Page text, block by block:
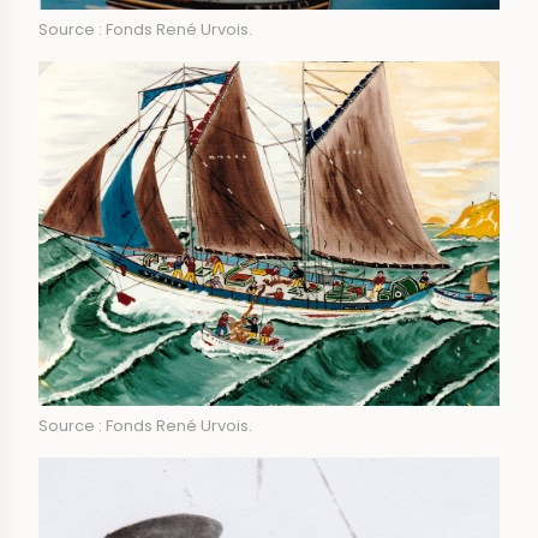
Source : Fonds René Urvois.
Source : Fonds René Urvois.